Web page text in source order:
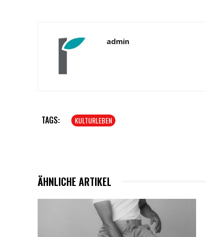
admin
TAGS: KULTURLEBEN
ÄHNLICHE ARTIKEL